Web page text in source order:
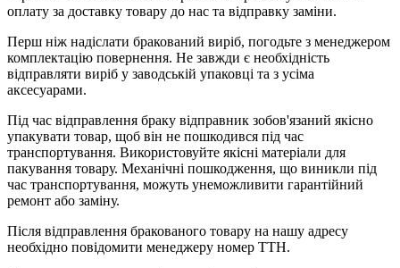
оплату за доставку товару до нас та відправку заміни.
Перш ніж надіслати бракований виріб, погодьте з менеджером
комплектацію повернення. Не завжди є необхідність
відправляти виріб у заводській упаковці та з усіма
аксесуарами.
Під час відправлення браку відправник зобов'язаний якісно
упакувати товар, щоб він не пошкодився під час
транспортування. Використовуйте якісні матеріали для
пакування товару. Механічні пошкодження, що виникли під
час транспортування, можуть унеможливити гарантійний
ремонт або заміну.
Після відправлення бракованого товару на нашу адресу
необхідно повідомити менеджеру номер ТТН.